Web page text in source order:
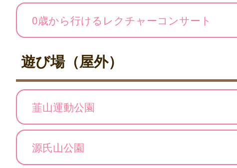
0歳から行けるレクチャーコンサート
遊び場（屋外）
韮山運動公園
源氏山公園